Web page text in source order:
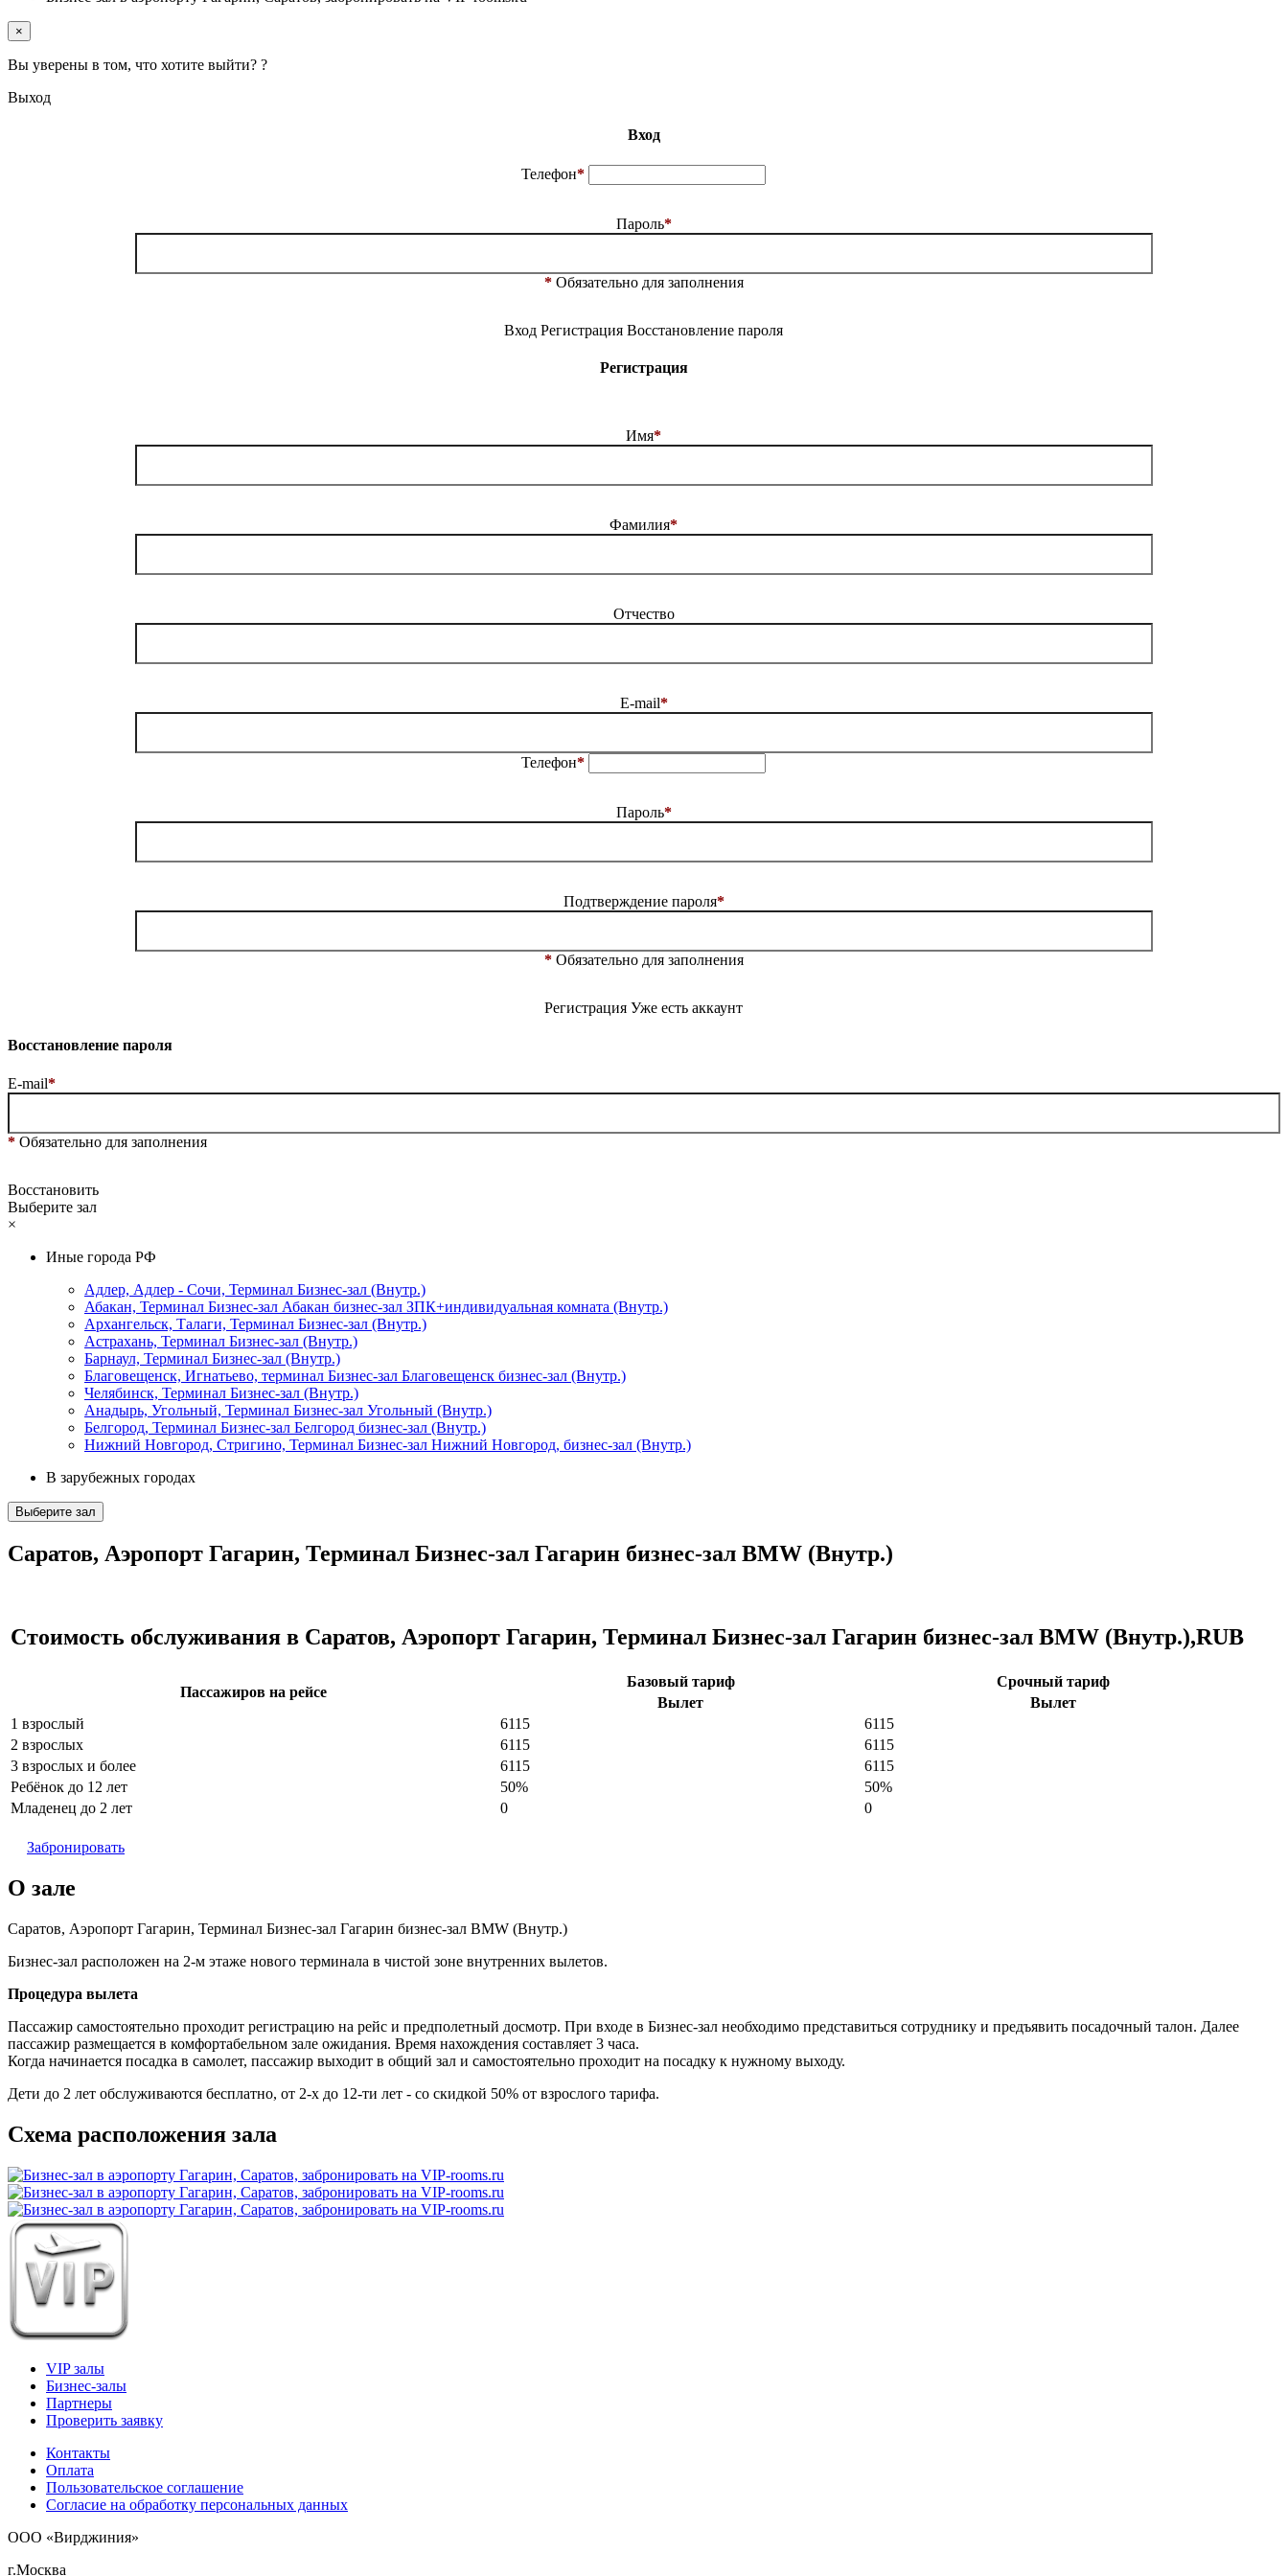
×
Вы уверены в том, что хотите выйти? ?
Выход
Вход
Телефон*
Пароль*
*Обязательно для заполнения
Вход РегистрацияВосстановление пароля
Регистрация
Имя*
Фамилия*
Отчество
E-mail*
Телефон*
Пароль*
Подтверждение пароля*
*Обязательно для заполнения
Регистрация Уже есть аккаунт
Восстановление пароля
E-mail*
* Обязательно для заполнения
Восстановить
Выберите зал
×
Иные города РФ
Адлер, Адлер - Сочи, Терминал Бизнес-зал (Внутр.)
Абакан, Терминал Бизнес-зал Абакан бизнес-зал ЗПК+индивидуальная комната (Внутр.)
Архангельск, Талаги, Терминал Бизнес-зал (Внутр.)
Астрахань, Терминал Бизнес-зал (Внутр.)
Барнаул, Терминал Бизнес-зал (Внутр.)
Благовещенск, Игнатьево, терминал Бизнес-зал Благовещенск бизнес-зал (Внутр.)
Челябинск, Терминал Бизнес-зал (Внутр.)
Анадырь, Угольный, Терминал Бизнес-зал Угольный (Внутр.)
Белгород, Терминал Бизнес-зал Белгород бизнес-зал (Внутр.)
Нижний Новгород, Стригино, Терминал Бизнес-зал Нижний Новгород, бизнес-зал (Внутр.)
В зарубежных городах
Выберите зал
Саратов, Аэропорт Гагарин, Терминал Бизнес-зал Гагарин бизнес-зал BMW (Внутр.)
Стоимость обслуживания в Саратов, Аэропорт Гагарин, Терминал Бизнес-зал Гагарин бизнес-зал BMW (Внутр.),RUB
Пассажиров на рейсе
Базовый тариф
Срочный тариф
Вылет
Вылет
1 взрослый
6115
6115
2 взрослых
6115
6115
3 взрослых и более
6115
6115
Ребёнок до 12 лет
50%
50%
Младенец до 2 лет
0 0
Забронировать
О зале
Саратов, Аэропорт Гагарин, Терминал Бизнес-зал Гагарин бизнес-зал BMW (Внутр.)
Бизнес-зал расположен на 2-м этаже нового терминала в чистой зоне внутренних вылетов.
Процедура вылета
Пассажир самостоятельно проходит регистрацию на рейс и предполетный досмотр. При входе в Бизнес-зал необходимо представиться сотруднику и предъявить посадочный талон. Далее
пассажир размещается в комфортабельном зале ожидания. Время нахождения составляет 3 часа.
Когда начинается посадка в самолет, пассажир выходит в общий зал и самостоятельно проходит на посадку к нужному выходу.
Дети до 2 лет обслуживаются бесплатно, от 2-х до 12-ти лет - со скидкой 50% от взрослого тарифа.
Схема расположения зала
VIP залы
Бизнес-залы
Партнеры
Проверить заявку
Контакты
Оплата
Пользовательское соглашение
Согласие на обработку персональных данных
ООО «Вирджиния»
г.Москва